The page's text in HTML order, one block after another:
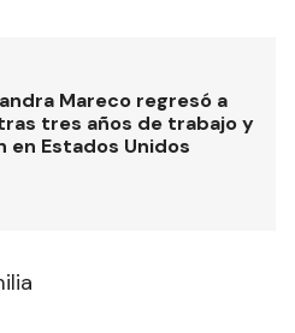
Mareco regresó a
tres años de trabajo y
en Estados Unidos